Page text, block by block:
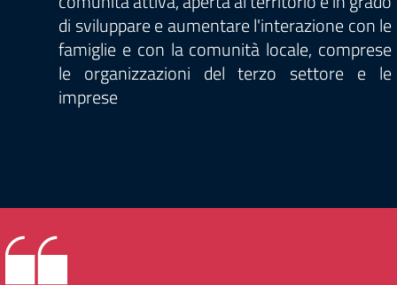
di sviluppare e aumentare l'interazione con le
famiglie e con la comunità locale, comprese
le organizzazioni del terzo settore e le
imprese